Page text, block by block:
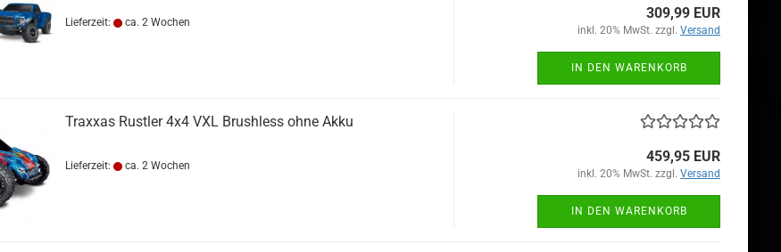
Lieferzeit: ca. 2 Wochen
309,99 EUR
inkl. 20% MwSt. zzgl. Versand
IN DEN WARENKORB
Traxxas Rustler 4x4 VXL Brushless ohne Akku
Lieferzeit: ca. 2 Wochen
459,95 EUR
inkl. 20% MwSt. zzgl. Versand
IN DEN WARENKORB